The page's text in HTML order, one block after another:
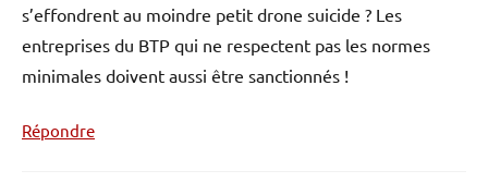
s’effondrent au moindre petit drone suicide ? Les
entreprises du BTP qui ne respectent pas les normes
minimales doivent aussi être sanctionnés !
Répondre